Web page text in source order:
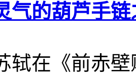
气的葫芦手
轼在《前赤